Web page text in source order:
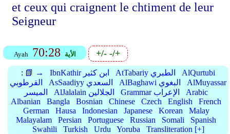
et ceux qui craignent le chtiment de leur
Seigneur
Ayah 70:28 الأية +/--/+
: 📗 → IbnKathir ابن كثير AtTabariy الطبري
AlQurtubi
القرطوبي
AsSaadiyy السعدي AlBaghawi البغوي
AlMuyassar
الميسر
AlJalalain الجلالين Grammar الإعراب
Arabic
Albanian
Bangla Bosnian Chinese Czech English
French
German
Hausa Indonesian Japanese Korean
Malay
Malayalam
Persian Portuguese Russian Somali
Spanish
Swahili
Turkish Urdu Yoruba Transliteration [+]